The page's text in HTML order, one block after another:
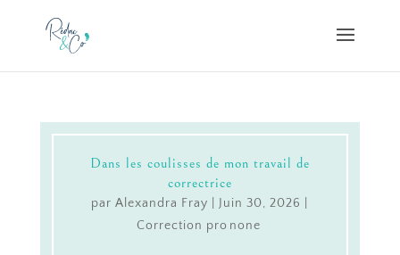
Dans les coulisses de mon travail de
correctrice
parAlexandra Fray Juin 30, 2026
Correction pro